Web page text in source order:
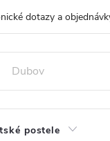
515
Obchodní podmínky
postele